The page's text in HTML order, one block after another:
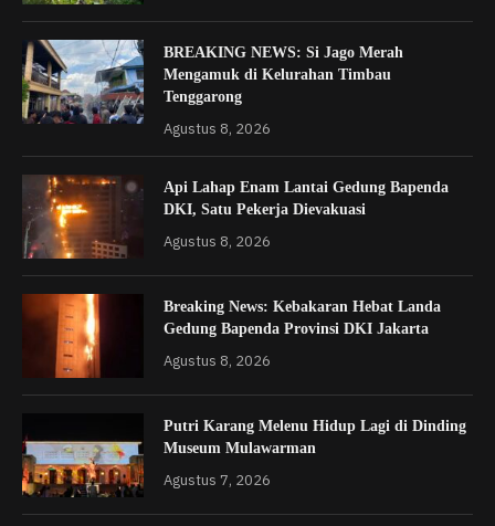
BREAKING NEWS: Si Jago Merah
Mengamuk di Kelurahan Timbau
Tenggarong
Agustus 8, 2026
Api Lahap Enam Lantai Gedung Bapenda
DKI, Satu Pekerja Dievakuasi
Agustus 8, 2026
Breaking News: Kebakaran Hebat Landa
Gedung Bapenda Provinsi DKI Jakarta
Agustus 8, 2026
Putri Karang Melenu Hidup Lagi di Dinding
Museum Mulawarman
Agustus 7, 2026